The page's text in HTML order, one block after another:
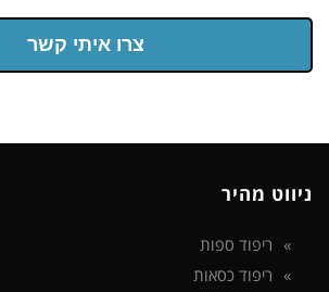
צרו איתי קשר
ניווט מהיר
ריפוד ספות
ריפוד כסאות